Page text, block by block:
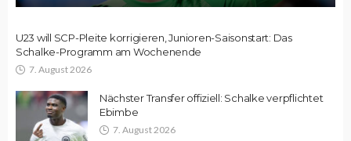
U23 will SCP-Pleite korrigieren, Junioren-Saisonstart: Das
Schalke-Programm am Wochenende
7. August 2026
Nächster Transfer offiziell: Schalke verpflichtet
Ebimbe
7. August 2026